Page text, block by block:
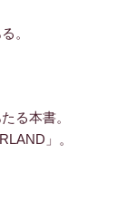
。
る本書。
」。